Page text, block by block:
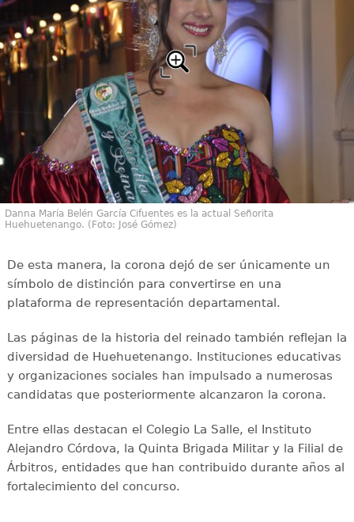
Danna María Belén García Cifuentes es la actual Señorita
Huehuetenango. (Foto: José Gómez)
De esta manera, la corona dejó de ser únicamente un
símbolo de distinción para convertirse en una
plataforma de representación departamental.
Las páginas de la historia del reinado también reflejan la
diversidad de Huehuetenango. Instituciones educativas
y organizaciones sociales han impulsado a numerosas
candidatas que posteriormente alcanzaron la corona.
Entre ellas destacan el Colegio La Salle, el Instituto
Alejandro Córdova, la Quinta Brigada Militar y la Filial de
Árbitros, entidades que han contribuido durante años al
fortalecimiento del concurso.